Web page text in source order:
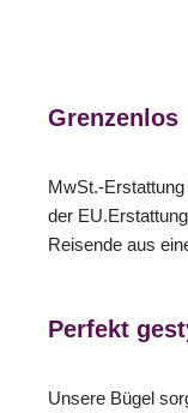
Grenzenlos
MwSt.-
der
Reisende aus
Perfekt
Unsere Bügel